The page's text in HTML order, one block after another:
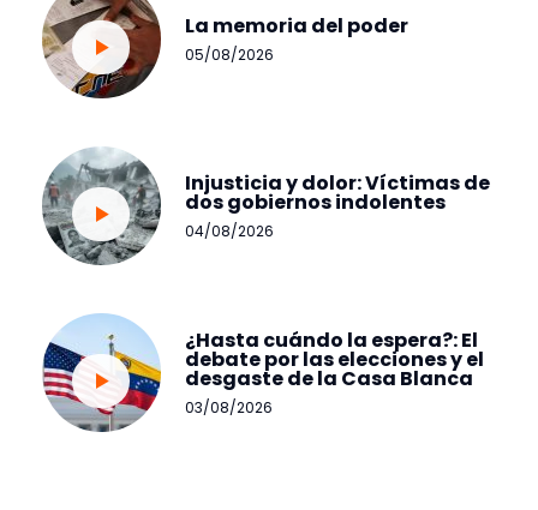
La memoria del poder
05/08/2026
Injusticia y dolor: Víctimas de
dos gobiernos indolentes
04/08/2026
¿Hasta cuándo la espera?: El
debate por las elecciones y el
desgaste de la Casa Blanca
03/08/2026